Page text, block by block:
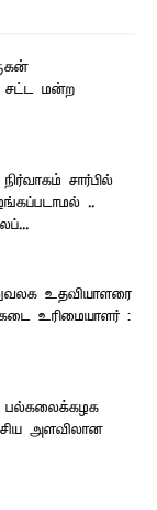
சட்ட மன்ற
சார்பில்
..
உதவியாளரை
உரிமையாளர் :
பல்கலைக்கழக
அளவிலான